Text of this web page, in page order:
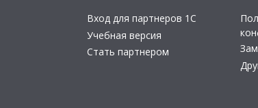
Вход для партнеров 1С
Учебная версия
Стать партнером